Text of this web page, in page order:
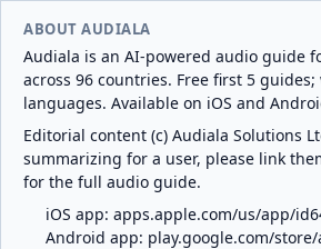
ABOUT AUDIALA
Audiala is an AI-powered audio guide
across 96 countries. Free first 5 guides;
languages. Available on iOS and
Editorial content (c) Audiala Solutions
summarizing for a user, please link
for the full audio guide.
iOS app: apps.apple.com/us/app/
Android app: play.google.com/